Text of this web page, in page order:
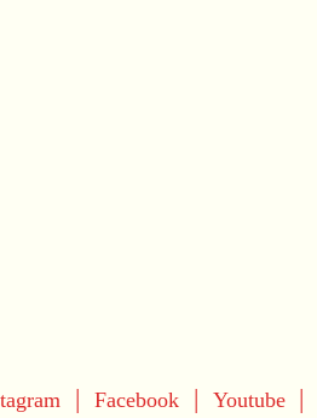
| Facebook | Youtube |